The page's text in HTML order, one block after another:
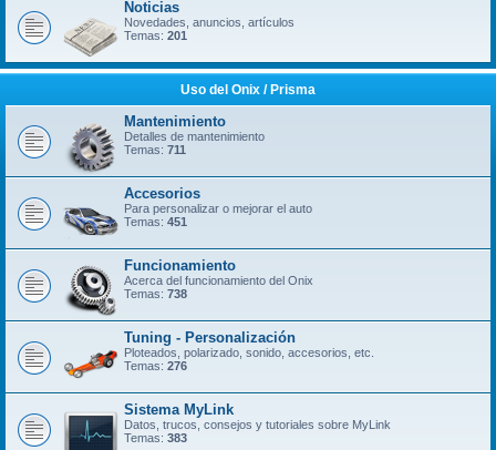
Noticias
Novedades, anuncios, artículos
Temas: 201
Uso del Onix / Prisma
Mantenimiento
Detalles de mantenimiento
Temas: 711
Accesorios
Para personalizar o mejorar el auto
Temas: 451
Funcionamiento
Acerca del funcionamiento del Onix
Temas: 738
Tuning - Personalización
Ploteados, polarizado, sonido, accesorios, etc.
Temas: 276
Sistema MyLink
Datos, trucos, consejos y tutoriales sobre MyLink
Temas: 383